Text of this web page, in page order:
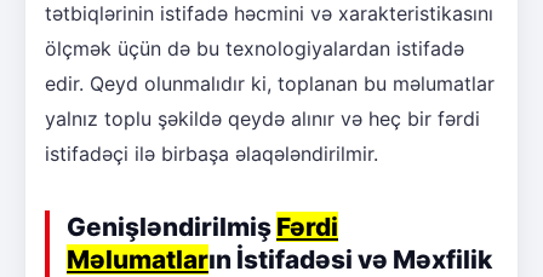
tətbiqlərinin istifadə həcmini və xarakteristikasını
ölçmək üçün də bu texnologiyalardan istifadə
edir. Qeyd olunmalıdır ki, toplanan bu məlumatlar
yalnız toplu şəkildə qeydə alınır və heç bir fərdi
istifadəçi ilə birbaşa əlaqələndirilmir.
Genişləndirilmiş Fərdi
Məlumatların İstifadəsi və Məxfilik